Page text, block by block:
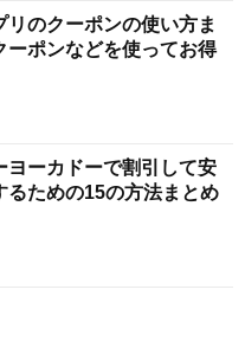
リのクーポンの使い方ま
ーポンなどを使ってお得
ヨーカドーで割引して安
るための15の方法まとめ